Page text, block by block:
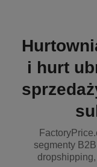
i hurt
segmenty